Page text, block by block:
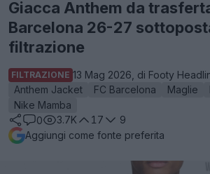
Giacca Anthem da
Barcelona 26-27
filtrazione
FILTRAZIONE 13 Mag 2026, di Footy
Anthem Jacket
FC Barcelona Maglie
Nike Mamba
0
3.7K 17
9
Aggiungi come fonte preferita